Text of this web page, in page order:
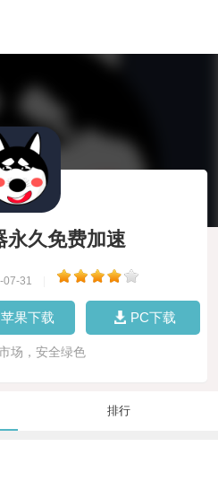
永久免费加速
07-31
苹果下载 PC下载
场，安全绿色
排行